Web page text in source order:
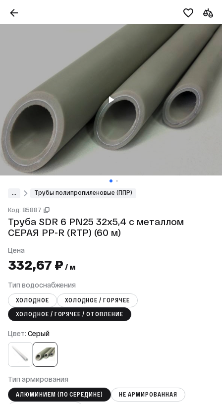
Трубы полипропиленовые (ППР)
Код: 85887
Труба SDR 6 PN25 32х5,4 с металлом
СЕРАЯ PP-R (RTP) (60 м)
Цена
332,67 ₽ / м
Тип водоснабжения
ХОЛОДНОЕ
ХОЛОДНОЕ / ГОРЯЧЕЕ
ХОЛОДНОЕ / ГОРЯЧЕЕ / ОТОПЛЕНИЕ
Цвет: Серый
Тип армирования
АЛЮМИНИЕМ (ПО СЕРЕДИНЕ)
НЕ АРМИРОВАННАЯ